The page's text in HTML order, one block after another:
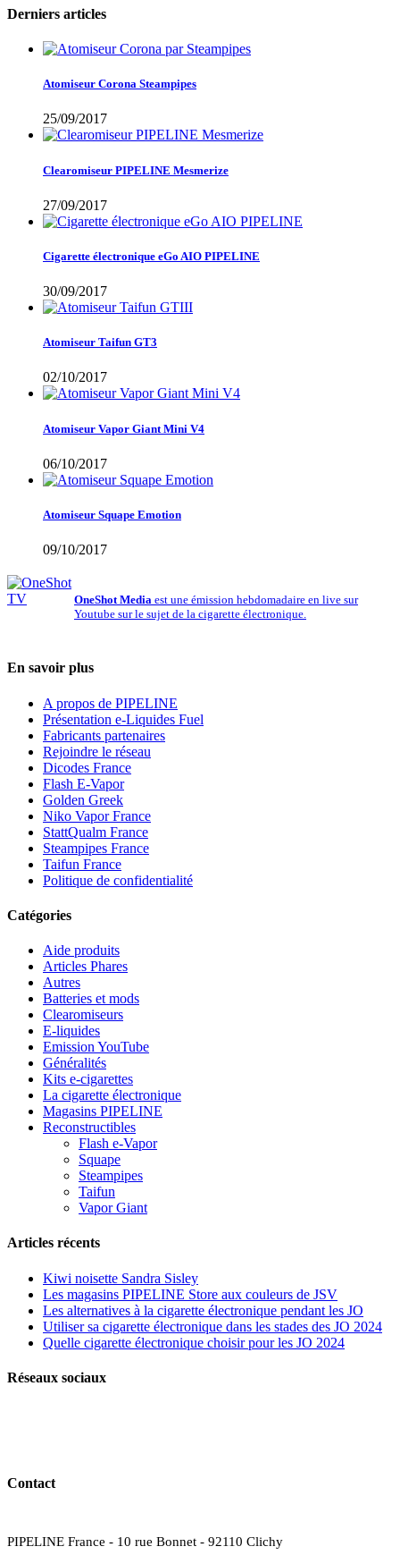
Derniers articles
Atomiseur Corona Steampipes
25/09/2017
Clearomiseur PIPELINE Mesmerize
27/09/2017
Cigarette électronique eGo AIO PIPELINE
30/09/2017
Atomiseur Taifun GT3
02/10/2017
Atomiseur Vapor Giant Mini V4
06/10/2017
Atomiseur Squape Emotion
09/10/2017
OneShot Media est une émission hebdomadaire en live sur
Youtube sur le sujet de la cigarette électronique.
En savoir plus
A propos de PIPELINE
Présentation e-Liquides Fuel
Fabricants partenaires
Rejoindre le réseau
Dicodes France
Flash E-Vapor
Golden Greek
Niko Vapor France
StattQualm France
Steampipes France
Taifun France
Politique de confidentialité
Catégories
Aide produits
Articles Phares
Autres
Batteries et mods
Clearomiseurs
E-liquides
Emission YouTube
Généralités
Kits e-cigarettes
La cigarette électronique
Magasins PIPELINE
Reconstructibles
Flash e-Vapor
Squape
Steampipes
Taifun
Vapor Giant
Articles récents
Kiwi noisette Sandra Sisley
Les magasins PIPELINE Store aux couleurs de JSV
Les alternatives à la cigarette électronique pendant les JO
Utiliser sa cigarette électronique dans les stades des JO 2024
Quelle cigarette électronique choisir pour les JO 2024
Réseaux sociaux
Contact
PIPELINE France - 10 rue Bonnet - 92110 Clichy